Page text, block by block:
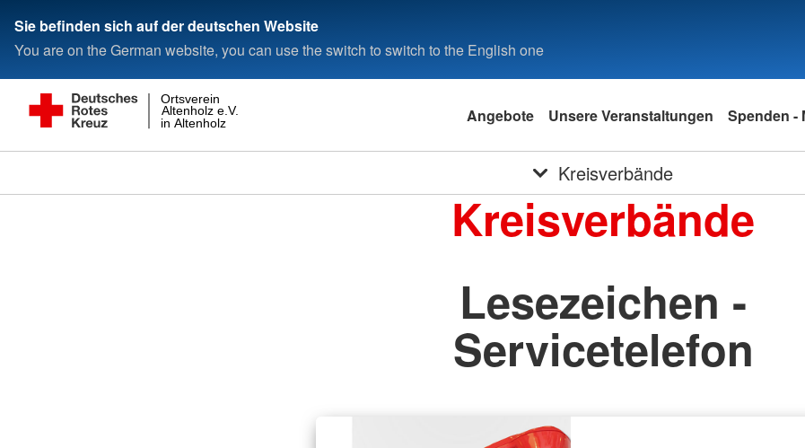
Sie befinden sich auf der deutschen Website
You are on the German website, you can use the switch to switch to the English one
in Altenholz
Altenholz e.V.
Ortsverein
Angebote Unsere Veranstaltungen Spenden -
Kreisverbände
Kreisverbände
Lesezeichen -
Servicetelefon